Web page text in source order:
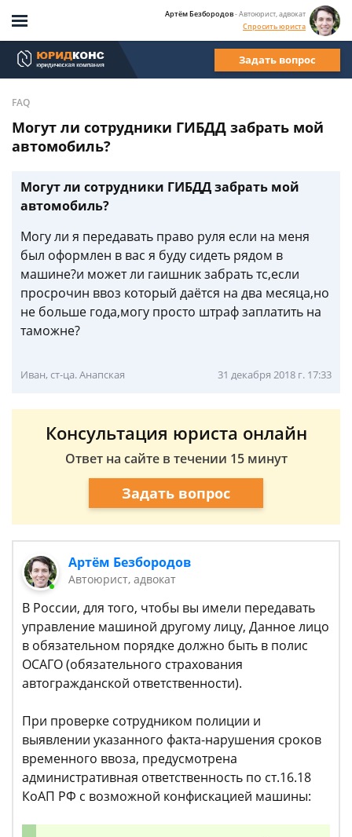
Артём Безбородов- Автоюрист, адвокат
Спросить юриста
Задать вопрос
FAQ
Могут ли сотрудники ГИБДД забрать мой
автомобиль?
Могут ли сотрудники ГИБДД забрать мой
автомобиль?
Могу ли я передавать право руля если на меня
был оформлен в вас я буду сидеть рядом в
машине?и может ли гаишник забрать тс,если
просрочин ввоз который даётся на два месяца,но
не больше года,могу просто штраф заплатить на
таможне?
Иван, ст-ца. Анапская 31 декабря 2018 г. 17:33
Консультация юриста онлайн
Ответ на сайте в течении 15 минут
Задать вопрос
Артём Безбородов
Автоюрист, адвокат
В России, для того, чтобы вы имели передавать
управление машиной другому лицу, Данное лицо
в обязательном порядке должно быть в полис
ОСАГО (обязательного страхования
автогражданской ответственности).
При проверке сотрудником полиции и
выявлении указанного факта-нарушения сроков
временного ввоза, предусмотрена
административная ответственность по ст.16.18
КоАП РФ с возможной конфискацией машины: